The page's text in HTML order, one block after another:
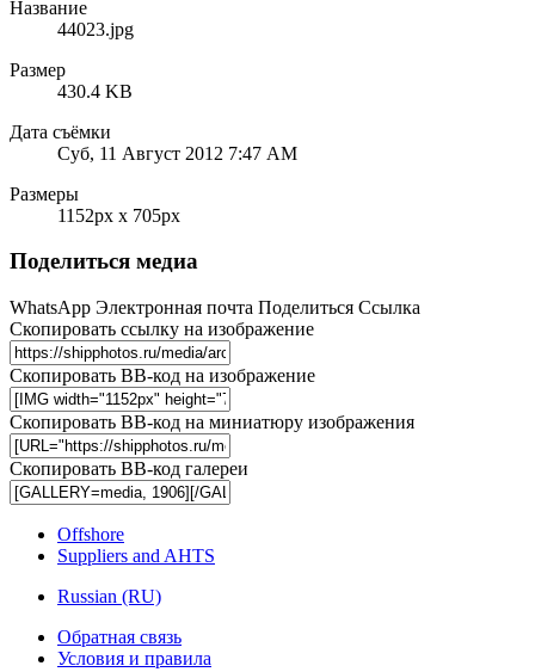
Название
44023.jpg
Размер
430.4 KB
Дата съёмки
Суб, 11 Август 2012 7:47 AM
Размеры
1152px x 705px
Поделиться медиа
WhatsApp Электронная почта Поделиться Ссылка
Скопировать ссылку на изображение
Скопировать BB-код на изображение
Скопировать BB-код на миниатюру изображения
Скопировать BB-код галереи
Offshore
Suppliers and AHTS
Russian (RU)
Обратная связь
Условия и правила